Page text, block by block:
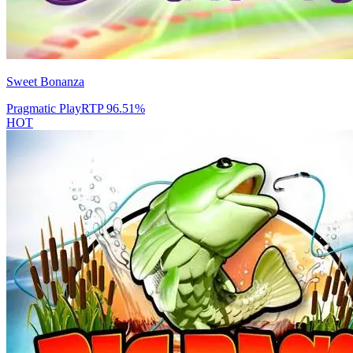
Sweet Bonanza
Pragmatic PlayRTP96.51%
HOT